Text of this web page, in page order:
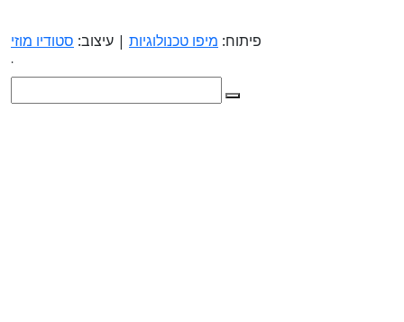
פיתוח: מיפו טכנולוגיות | עיצוב: סטודיו מוזי
.